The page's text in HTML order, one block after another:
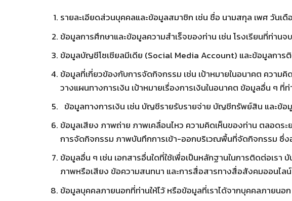
รายละเอียดส่วนบุคคลและข้อมูลสมาชิก เช่น ชื่อ นามสกุล เพศ วันเ
ข้อมูลการศึกษาและข้อมูลความสำเร็จของท่าน เช่น โรงเรียนที่ท่า
ข้อมูลบัญชีโซเชียลมีเดีย (Social Media Account) และข้อมูลการ
ข้อมูลที่เกี่ยวข้องกับการจัดกิจกรรม เช่น เป้าหมายในอนาคต ความ
วางแผนทางการเงิน เป้าหมายเรื่องการเงินในอนาคต ข้อมูลอื่น ๆ
ข้อมูลทางการเงิน เช่น บัญชีรายรับรายจ่าย บัญชีทรัพย์สิน และข้อ
ข้อมูลเสียง ภาพถ่าย ภาพเคลื่อนไหว ความคิดเห็นของท่าน ตลอดร
การจัดกิจกรรม ภาพบันทึกการเข้า-ออกบริเวณพื้นที่จัดกิจกรรม ซึ่
ข้อมูลอื่น ๆ เช่น เอกสารอื่นใดที่ใช้เพื่อเป็นหลักฐานในการติดต่อเรา
ภาพหรือเสียง ข้อความสนทนา และการสื่อสารทางสื่อสังคมออนไ
ข้อมูลบุคคลภายนอกที่ท่านให้ไว้ หรือข้อมูลที่เราได้จากบุคคลภายนอ